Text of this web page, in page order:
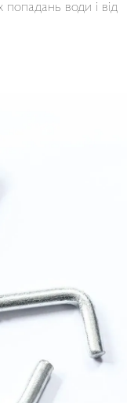
попадань води і від